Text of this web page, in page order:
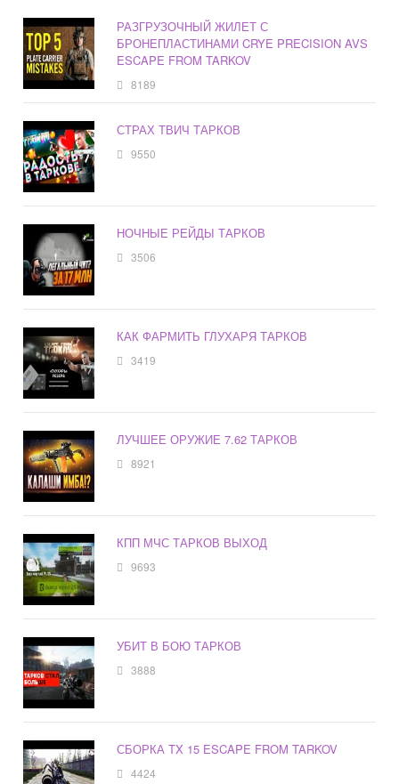
РАЗГРУЗОЧНЫЙ ЖИЛЕТ С
БРОНЕПЛАСТИНАМИ CRYE PRECISION AVS
ESCAPE FROM TARKOV
8189
СТРАХ ТВИЧ ТАРКОВ
9550
НОЧНЫЕ РЕЙДЫ ТАРКОВ
3506
КАК ФАРМИТЬ ГЛУХАРЯ ТАРКОВ
3419
ЛУЧШЕЕ ОРУЖИЕ 7.62 ТАРКОВ
8921
КПП МЧС ТАРКОВ ВЫХОД
9693
УБИТ В БОЮ ТАРКОВ
3888
СБОРКА TX 15 ESCAPE FROM TARKOV
4424